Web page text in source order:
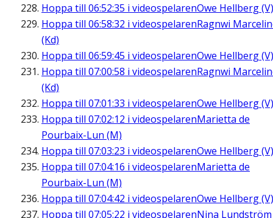
Hoppa till 06:52:35 i videospelarenOwe Hellberg (V)
Hoppa till 06:58:32 i videospelarenRagnwi
(Kd)
Hoppa till 06:59:45 i videospelarenOwe Hellberg (V)
Hoppa till 07:00:58 i videospelarenRagnwi
(Kd)
Hoppa till 07:01:33 i videospelarenOwe Hellberg (V)
Hoppa till 07:02:12 i videospelarenMarietta de
Pourbaix-Lun (M)
Hoppa till 07:03:23 i videospelarenOwe Hellberg (V)
Hoppa till 07:04:16 i videospelarenMarietta de
Pourbaix-Lun (M)
Hoppa till 07:04:42 i videospelarenOwe Hellberg (V)
Hoppa till 07:05:22 i videospelarenNina Lundström